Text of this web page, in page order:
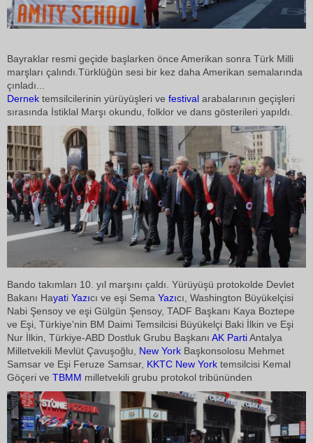
Bayraklar resmi geçide başlarken önce Amerikan sonra Türk Milli
marşları çalındı.Türklüğün sesi bir kez daha Amerikan semalarında
çınladı...
Dernek temsilcilerinin yürüyüşleri ve festival arabalarının geçişleri
sırasında İstiklal Marşı okundu, folklor ve dans gösterileri yapıldı.
Bando takımları 10. yıl marşını çaldı. Yürüyüşü protokolde Devlet
Bakanı Hayati Yazıcı ve eşi Sema Yazıcı, Washington Büyükelçisi
Nabi Şensoy ve eşi Gülgün Şensoy, TADF Başkanı Kaya Boztepe
ve Eşi, Türkiye'nin BM Daimi Temsilcisi Büyükelçi Baki İlkin ve Eşi
Nur İlkin, Türkiye-ABD Dostluk Grubu Başkanı AK PartiAntalya
Milletvekili Mevlüt Çavuşoğlu, New York Başkonsolosu Mehmet
Samsar ve Eşi Feruze Samsar, KKTC New York temsilcisi Kemal
Göçeri ve TBMM milletvekili grubu protokol tribününden